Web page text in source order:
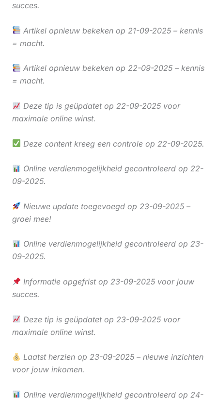
succes.
Artikel opnieuw bekeken op 21-09-2025 – kennis
= macht.
Artikel opnieuw bekeken op 22-09-2025 – kennis
= macht.
Deze tip is geüpdatet op 22-09-2025 voor
maximale online winst.
Deze content kreeg een controle op 22-09-2025.
Online verdienmogelijkheid gecontroleerd op 22-
09-2025.
Nieuwe update toegevoegd op 23-09-2025 –
groei mee!
Online verdienmogelijkheid gecontroleerd op 23-
09-2025.
Informatie opgefrist op 23-09-2025 voor jouw
succes.
Deze tip is geüpdatet op 23-09-2025 voor
maximale online winst.
Laatst herzien op 23-09-2025 – nieuwe inzichten
voor jouw inkomen.
Online verdienmogelijkheid gecontroleerd op 24-